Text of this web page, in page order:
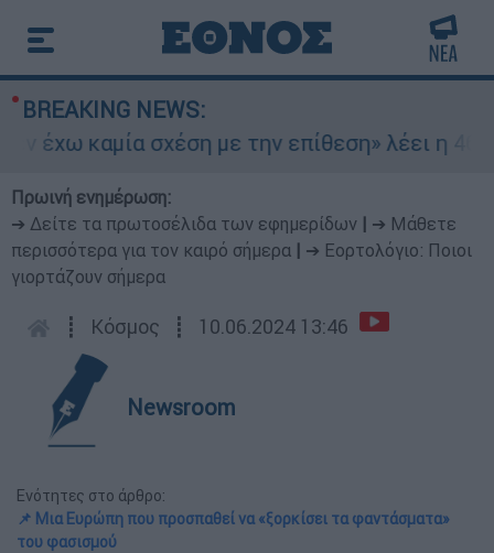
BREAKING NEWS:
καμία σχέση με την επίθεση» λέει η
Πρωινή ενημέρωση:
➔ Δείτε τα πρωτοσέλιδα των εφημερίδων
➔ Μάθετε
περισσότερα για τον καιρό σήμερα
➔ Εορτολόγιο: Ποιοι
γιορτάζουν σήμερα
┋ Κόσμος ┋ 10.06.2024 13:46
Newsroom
Ενότητες στο άρθρο:
📌 Μια Ευρώπη που προσπαθεί να «ξορκίσει τα φαντάσματα»
του φασισμού